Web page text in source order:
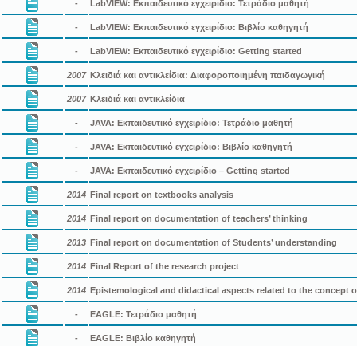
- LabVIEW: Εκπαιδευτικό εγχειρίδιο: Τετράδιο μαθητή
- LabVIEW: Εκπαιδευτικό εγχειρίδιο: Βιβλίο καθηγητή
- LabVIEW: Εκπαιδευτικό εγχειρίδιο: Getting started
2007 Kλειδιά και αντικλείδια: Διαφοροποιημένη παιδαγωγική
2007 Kλειδιά και αντικλείδια
- JAVA: Εκπαιδευτικό εγχειρίδιο: Τετράδιο μαθητή
- JAVA: Εκπαιδευτικό εγχειρίδιο: Βιβλίο καθηγητή
- JAVA: Εκπαιδευτικό εγχειρίδιο – Getting started
2014 Final report on textbooks analysis
2014 Final report on documentation of teachers’ thinking
2013 Final report on documentation of Students’ understanding
2014 Final Report of the research project
2014 Epistemological and didactical aspects related to the concept
- EAGLE: Τετράδιο μαθητή
- EAGLE: Βιβλίο καθηγητή